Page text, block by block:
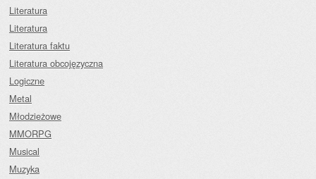
Literatura
Literatura
Literatura faktu
Literatura obcojęzyczna
Logiczne
Metal
Młodzieżowe
MMORPG
Musical
Muzyka